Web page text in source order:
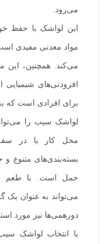
می‌رود.
این لواشک با حفظ
مواد معدنی مفیدی
می‌کند. همچنین، این
افزودنی‌های
برای افرادی است که
لواشک سیب را
محل کار یا در
بسته‌بندی‌های متنوع
حمل است. با طعم
می‌تواند به عنوان یک
دورهمی‌ها نیز مورد
با انتخاب لواشک